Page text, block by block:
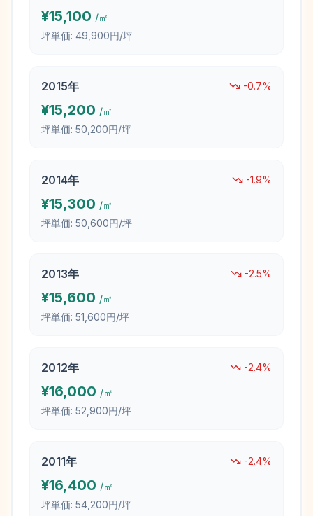
¥15,100 /㎡
坪単価: 49,900円/坪
2015年 -0.7%
¥15,200 /㎡
坪単価: 50,200円/坪
2014年 -1.9%
¥15,300 /㎡
坪単価: 50,600円/坪
2013年 -2.5%
¥15,600 /㎡
坪単価: 51,600円/坪
2012年 -2.4%
¥16,000 /㎡
坪単価: 52,900円/坪
2011年 -2.4%
¥16,400 /㎡
坪単価: 54,200円/坪